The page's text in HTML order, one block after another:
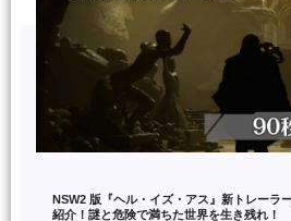
NSW2 版『ヘル・イズ・アス』新トレーラ
紹介！謎と危険で満ちた世界を生き残れ！